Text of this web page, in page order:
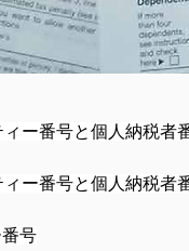
ー番号と個人納税者
ー番号と個人納税者
号